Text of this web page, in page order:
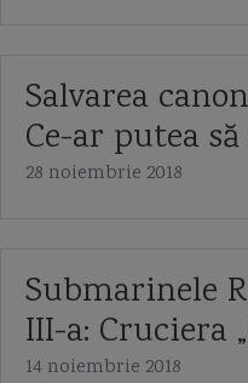
Salvarea
Ce-ar putea
28 noiembrie 2018
Submarinele
III-a: Cruciera
14 noiembrie 2018